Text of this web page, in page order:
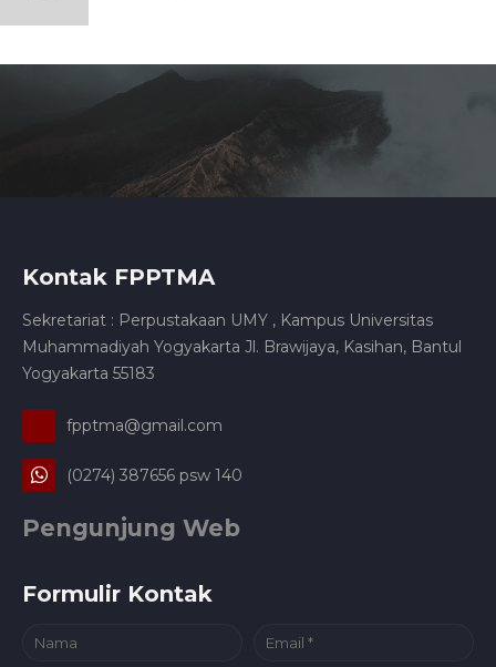
Kontak FPPTMA
Sekretariat : Perpustakaan UMY , Kampus Universitas
Muhammadiyah Yogyakarta Jl. Brawijaya, Kasihan, Bantul
Yogyakarta 55183
fpptma@gmail.com
(0274) 387656 psw 140
Pengunjung Web
Formulir Kontak